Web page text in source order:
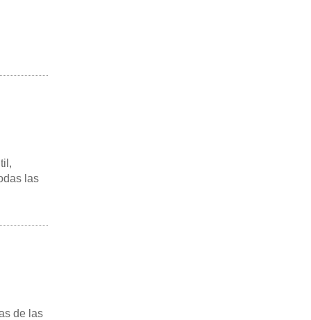
las
de las